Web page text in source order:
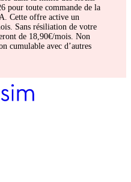
pour toute commande de la
Cette offre active un
Sans résiliation de votre
de 18,90€/mois. Non
cumulable avec d’autres